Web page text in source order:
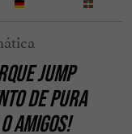
JUMP
DE PURA
AMIGOS!